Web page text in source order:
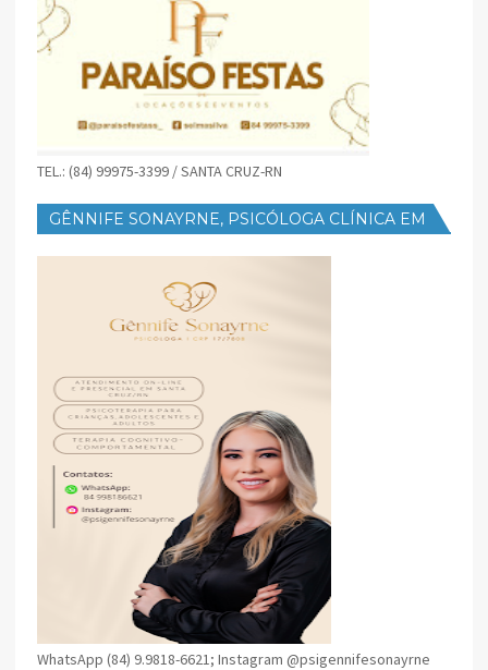
TEL.: (84) 99975-3399 / SANTA CRUZ-RN
GÊNNIFE SONAYRNE, PSICÓLOGA CLÍNICA EM
WhatsApp (84) 9.9818-6621; Instagram @psigennifesonayrne